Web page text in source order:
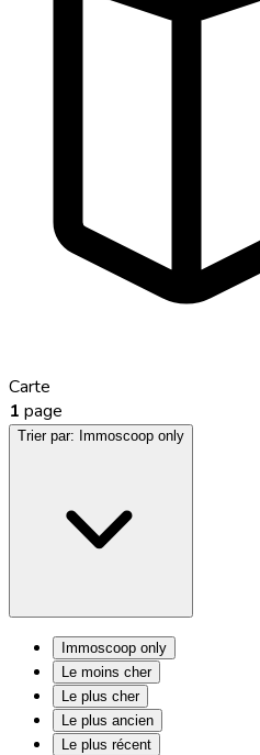
Carte
1 page
Trier par: Immoscoop only
Immoscoop only
Le moins cher
Le plus cher
Le plus ancien
Le plus récent